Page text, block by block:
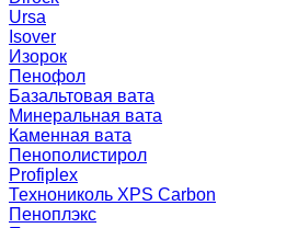
Ursa
Isover
Изорок
Пенофол
Базальтовая вата
Минеральная вата
Каменная вата
Пенополистирол
Profiplex
Технониколь XPS Carbon
Пеноплэкс